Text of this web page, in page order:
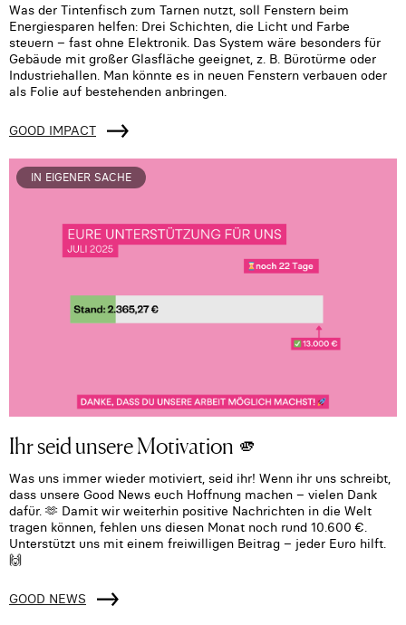
⁠Was der Tintenfisch zum Tarnen nutzt, soll Fenstern beim
Energiesparen helfen: Drei Schichten, die Licht und Farbe
steuern – fast ohne Elektronik. Das System wäre besonders für
Gebäude mit großer Glasfläche geeignet, z. B. Bürotürme oder
Industriehallen. Man könnte es in neuen Fenstern verbauen oder
als Folie auf bestehenden anbringen.
GOOD IMPACT
IN EIGENER SACHE
Ihr seid unsere Motivation 🫵
Was uns immer wieder motiviert, seid ihr! Wenn ihr uns schreibt,
dass unsere Good News euch Hoffnung machen – vielen Dank
dafür. 🫶 Damit wir weiterhin positive Nachrichten in die Welt
tragen können, fehlen uns diesen Monat noch rund 10.600 €.
Unterstützt uns mit einem freiwilligen Beitrag – jeder Euro hilft.
🙌
GOOD NEWS